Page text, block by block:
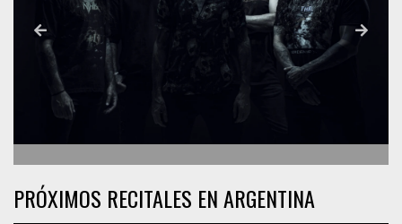
PRÓXIMOS RECITALES EN ARGENTINA